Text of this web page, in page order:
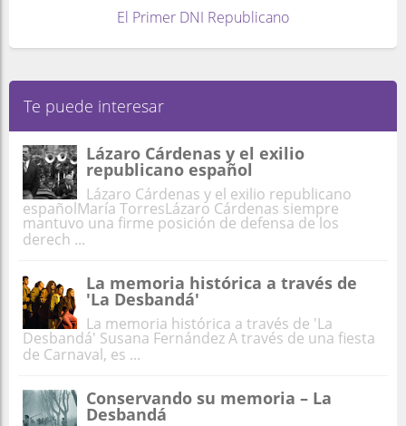
El Primer DNI Republicano
Te puede interesar
Lázaro Cárdenas y el exilio
republicano español
Lázaro Cárdenas y el exilio republicano
españolMaría TorresLázaro Cárdenas siempre
mantuvo una firme posición de defensa de los
derech ...
La memoria histórica a través de
'La Desbandá'
La memoria histórica a través de 'La
Desbandá' Susana Fernández A través de una fiesta
de Carnaval, es ...
Conservando su memoria – La
Desbandá